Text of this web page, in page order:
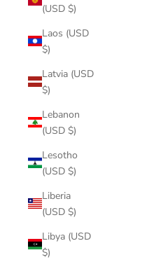
(USD $)
Laos (USD
$)
Latvia (USD
$)
Lebanon
(USD $)
Lesotho
(USD $)
Liberia
(USD $)
Libya (USD
$)